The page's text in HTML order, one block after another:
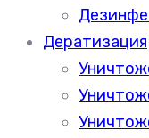
Дератизация